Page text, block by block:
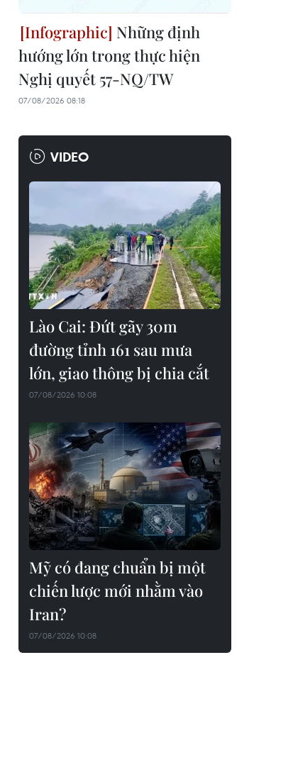
Những định
hướng lớn trong thực hiện
Nghị quyết 57-NQ/TW
07/08/2026 08:18
VIDEO
Lào Cai: Đứt gãy 30m
đường tỉnh 161 sau mưa
lớn, giao thông bị chia cắt
07/08/2026 10:08
Mỹ có đang chuẩn bị một
chiến lược mới nhằm vào
Iran?
07/08/2026 10:08